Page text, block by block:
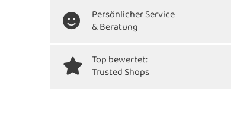
Persönlicher Service
& Beratung
Top bewertet:
Trusted Shops